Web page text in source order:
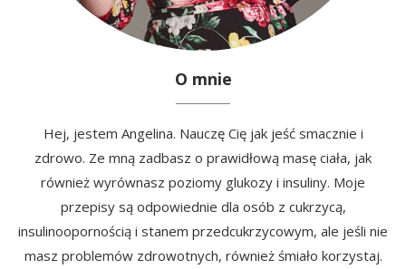
O mnie
Hej, jestem Angelina. Nauczę Cię jak jeść smacznie i
zdrowo. Ze mną zadbasz o prawidłową masę ciała, jak
również wyrównasz poziomy glukozy i insuliny. Moje
przepisy są odpowiednie dla osób z cukrzycą,
insulinoopornością i stanem przedcukrzycowym, ale jeśli nie
masz problemów zdrowotnych, również śmiało korzystaj.